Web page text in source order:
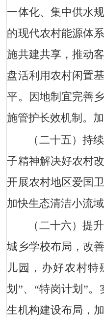
一体化、集中供水
的现代农村能源体
施共建共享，推动
盘活利用农村闲置
平。因地制宜完善
施管护长效机制。
（二十五）持
子精神解决好农村
开展农村地区爱国
加快生态清洁小流域
（二十六）提
城乡学校布局，改
儿园，办好农村
划”、“特岗计划”
生机构建设布局，